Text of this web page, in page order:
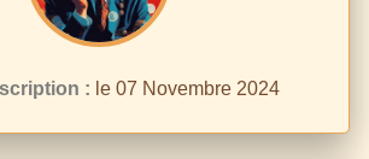
: le 07 Novembre 2024